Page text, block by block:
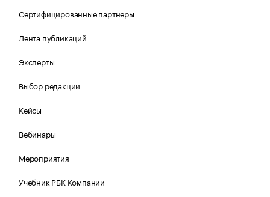
Сертифицированные партнеры
Лента публикаций
Эксперты
Выбор редакции
Кейсы
Вебинары
Мероприятия
Учебник РБК Компании